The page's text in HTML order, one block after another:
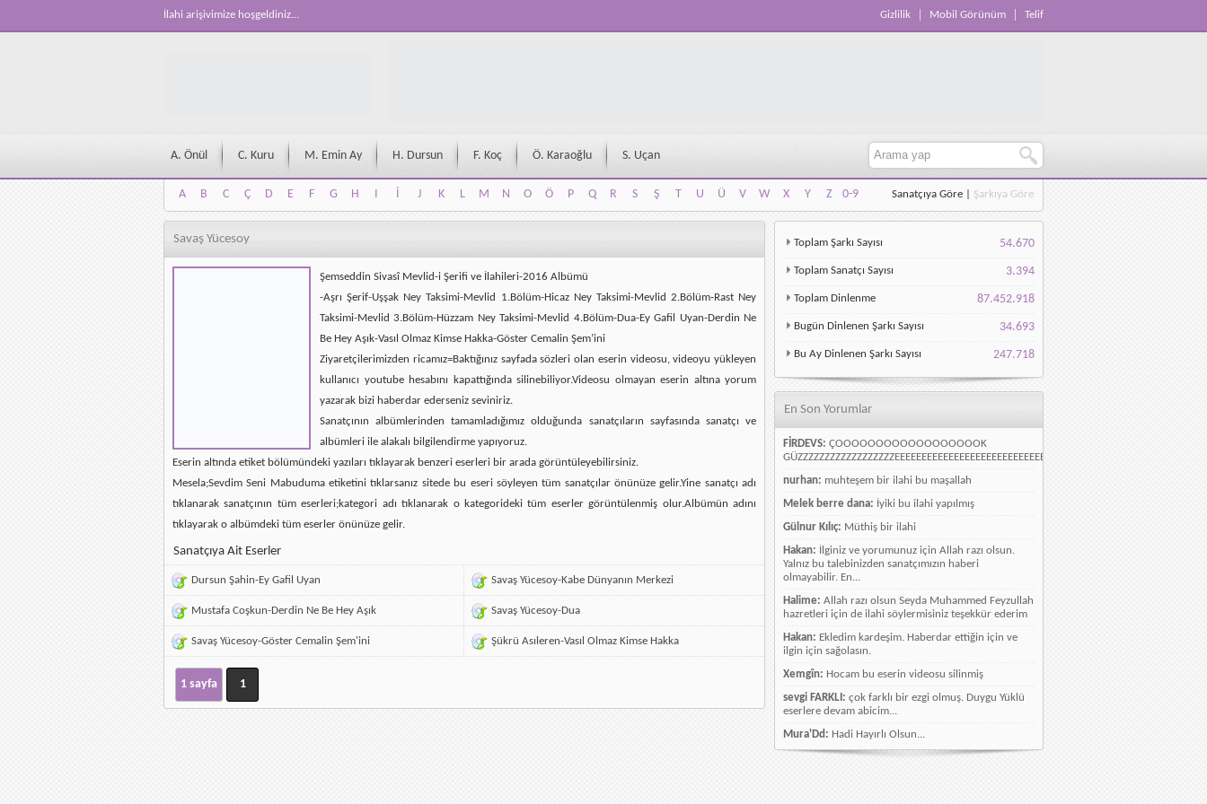
İlahi arişivimize hoşgeldiniz... Gizlilik Mobil Görünüm Telif
A. Önül C. Kuru M. Emin Ay H. Dursun F. Koç Ö. Karaoğlu S. Uçan
A B C Ç D E F G H I İ J K L M N O Ö P Q R S Ş T U Ü V W X Y Z
0-9
A
B C Ç D E F G H I İ J K L M N O Ö P Q R S Ş T U Ü V W X Y Z 0-9
Sanatçıya Göre Şarkıya Göre
Savaş Yücesoy
Şemseddin Sivasî Mevlid-i Şerifi ve İlahileri-2016 Albümü
-Aşrı Şerif-Uşşak Ney Taksimi-Mevlid 1.Bölüm-Hicaz Ney Taksimi-Mevlid 2.Bölüm-Rast Ney
Taksimi-Mevlid 3.Bölüm-Hüzzam Ney Taksimi-Mevlid 4.Bölüm-Dua-Ey Gafil Uyan-Derdin Ne
Be Hey Aşık-Vasıl Olmaz Kimse Hakka-Göster Cemalin Şem’ini
Ziyaretçilerimizden ricamız=Baktığınız sayfada sözleri olan eserin videosu, videoyu yükleyen
kullanıcı youtube hesabını kapattığında silinebiliyor.Videosu olmayan eserin altına yorum
yazarak bizi haberdar ederseniz seviniriz.
Sanatçının albümlerinden tamamladığımız olduğunda sanatçıların sayfasında sanatçı ve
albümleri ile alakalı bilgilendirme yapıyoruz.
Eserin altında etiket bölümündeki yazıları tıklayarak benzeri eserleri bir arada görüntüleyebilirsiniz.
Mesela;Sevdim Seni Mabuduma etiketini tıklarsanız sitede bu eseri söyleyen tüm sanatçılar önünüze gelir.Yine sanatçı adı
tıklanarak sanatçının tüm eserleri;kategori adı tıklanarak o kategorideki tüm eserler görüntülenmiş olur.Albümün adını
tıklayarak o albümdeki tüm eserler önünüze gelir.
Sanatçıya Ait Eserler
Dursun Şahin-Ey Gafil Uyan Savaş Yücesoy-Kabe Dünyanın Merkezi
Mustafa Coşkun-Derdin Ne Be Hey Aşık Savaş Yücesoy-Dua
Savaş Yücesoy-Göster Cemalin Şem'ini Şükrü Asıleren-Vasıl Olmaz Kimse Hakka
1 sayfa 1
Toplam Şarkı Sayısı 54.670
Toplam Sanatçı Sayısı 3.394
Toplam Dinlenme 87.452.918
Bugün Dinlenen Şarkı Sayısı 34.693
Bu Ay Dinlenen Şarkı Sayısı 247.718
En Son Yorumlar
FİRDEVS: ÇOOOOOOOOOOOOOOOOOOK
GÜZZZZZZZZZZZZZZZZZZEEEEEEEEEEEEEEEEEEEEEEEEEEEEELLLLLLLLLLLLLLLLLLLLLLLL
nurhan: muhteşem bir ilahi bu maşallah
Melek berre dana: İyiki bu ilahi yapılmış
Gülnur Kılıç: Müthiş bir ilahi
Hakan: İlginiz ve yorumunuz için Allah razı olsun.
Yalnız bu talebinizden sanatçımızın haberi
olmayabilir. En...
Halime: Allah razı olsun Seyda Muhammed Feyzullah
hazretleri için de ilahi söylermisiniz teşekkür ederim
Hakan: Ekledim kardeşim. Haberdar ettiğin için ve
ilgin için sağolasın.
Xemgîn: Hocam bu eserin videosu silinmiş
sevgi FARKLI: çok farklı bir ezgi olmuş. Duygu Yüklü
eserlere devam abicim...
Mura'Dd: Hadi Hayırlı Olsun...